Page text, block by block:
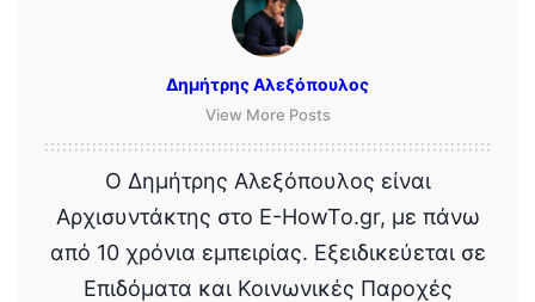
Δημήτρης Αλεξόπουλος
View More Posts
Ο Δημήτρης Αλεξόπουλος είναι
Αρχισυντάκτης στο E-HowTo.gr, με πάνω
από 10 χρόνια εμπειρίας. Εξειδικεύεται σε
Επιδόματα και Κοινωνικές Παροχές